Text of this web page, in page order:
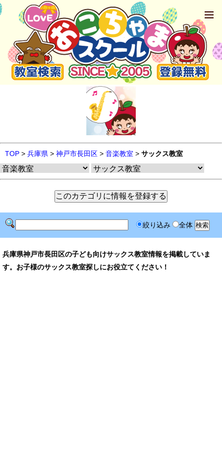
TOP > 兵庫県 > 神戸市長田区 > 音楽教室 > サックス教室
絞り込み 全体
兵庫県神戸市長田区の子ども向けサックス教室情報を掲載していま
す。お子様のサックス教室探しにお役立てください！